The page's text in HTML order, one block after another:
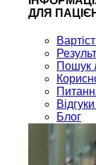
ДЛЯ
Пошук
Блог